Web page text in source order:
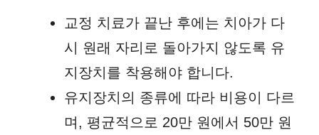
교정 치료가 끝난 후에는 치아가 다
시 원래 자리로 돌아가지 않도록 유
지장치를 착용해야 합니다.
유지장치의 종류에 따라 비용이 다르
며, 평균적으로 20만 원에서 50만 원